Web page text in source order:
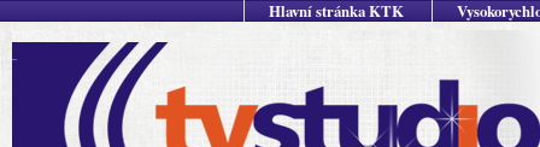
Hlavní stránka KTK